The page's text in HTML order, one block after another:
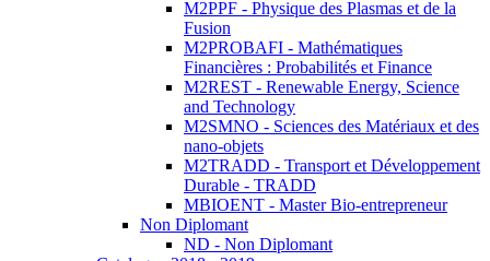
M2PPF - Physique des Plasmas et de la
Fusion
M2PROBAFI - Mathématiques
Financières : Probabilités et Finance
M2REST - Renewable Energy, Science
and Technology
M2SMNO - Sciences des Matériaux et des
nano-objets
M2TRADD - Transport et Développement
Durable - TRADD
MBIOENT - Master Bio-entrepreneur
Non Diplomant
ND - Non Diplomant